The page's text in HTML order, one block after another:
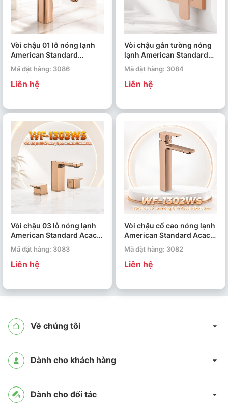
Vòi chậu 01 lỗ nóng lạnh
American Standard
Signature WF-1701WS
Mã đặt hàng: 3086
Liên hệ
Vòi chậu gắn tường nóng
lạnh American Standard
Acacia Evolution WF-
1304WS
Mã đặt hàng: 3084
Liên hệ
Vòi chậu 03 lỗ nóng lạnh
American Standard Acacia
Evolution WF-1303WS
Mã đặt hàng: 3083
Liên hệ
Vòi chậu cổ cao nóng lạnh
American Standard Acacia
Evolution WF-1302WS
Mã đặt hàng: 3082
Liên hệ
Về chúng tôi
Dành cho khách hàng
Dành cho đối tác